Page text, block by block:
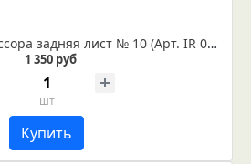
HYUNDAI HD 120 рессора задняя лист № 10 (Арт. IR 06-09-10)
1 350 руб
шт
Купить